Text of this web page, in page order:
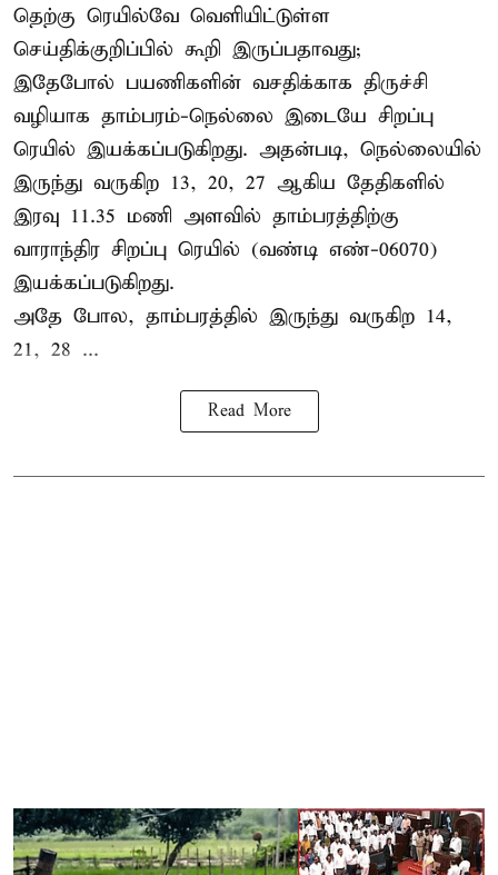
தெற்கு ரெயில்வே வெளியிட்டுள்ள
செய்திக்குறிப்பில் கூறி இருப்பதாவது;
இதேபோல் பயணிகளின் வசதிக்காக திருச்சி
வழியாக தாம்பரம்-நெல்லை இடையே சிறப்பு
ரெயில் இயக்கப்படுகிறது. அதன்படி, நெல்லையில்
இருந்து வருகிற 13, 20, 27 ஆகிய தேதிகளில்
இரவு 11.35 மணி அளவில் தாம்பரத்திற்கு
வாராந்திர சிறப்பு ரெயில் (வண்டி எண்-06070)
இயக்கப்படுகிறது.
அதே போல, தாம்பரத்தில் இருந்து வருகிற 14,
21, 28 ...
Read More